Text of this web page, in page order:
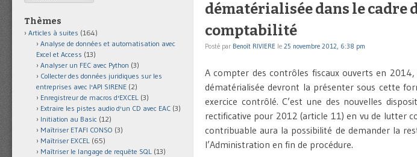
dématérialisée dans le cadre
comptabilité
Posté par Benoît RIVIERE le 25 novembre 2012, 6:38 pm
A compter des contrôles fiscaux ouverts en
dématérialisée devront la présenter sous cette
exercice contrôlé. C’est une des nouvelles
rectificative pour 2012 (article 11) en vu de lutter
contribuable aura la possibilité de demander la
l’Administration en fin de procédure.
Thèmes
Articles à suites (164)
Analyse de données et automatisation avec
Excel et Access (13)
Analyser un FEC avec Python (3)
Collecter des données juridiques sur les
entreprises avec l'API SIRENE (2)
Enregistreur de macros d'EXCEL (3)
Extraire les pistes audio d'un CD avec EAC (3)
Initiation au Basic (12)
Maîtriser ETAFI CONSO (3)
Maîtriser EXCEL (65)
Maîtriser le langage de requête SQL (13)